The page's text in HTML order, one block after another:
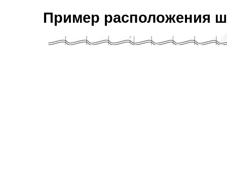
Пример расположения